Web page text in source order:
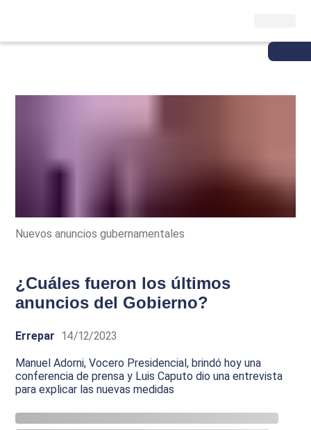
Nuevos anuncios gubernamentales
¿Cuáles fueron los últimos
anuncios del Gobierno?
Errepar 14/12/2023
Manuel Adorni, Vocero Presidencial, brindó hoy una
conferencia de prensa y Luis Caputo dio una entrevista
para explicar las nuevas medidas